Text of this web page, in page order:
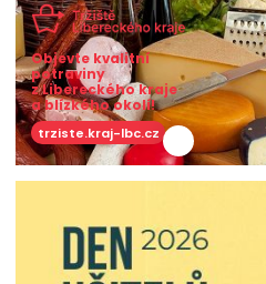
Objevte kvalitní
potraviny
z Libereckého kraje
a blízkého okolí!
trziste.kraj-lbc.cz